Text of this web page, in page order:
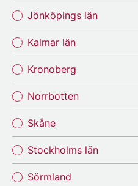
Jönköpings län
Kalmar län
Kronoberg
Norrbotten
Skåne
Stockholms län
Sörmland